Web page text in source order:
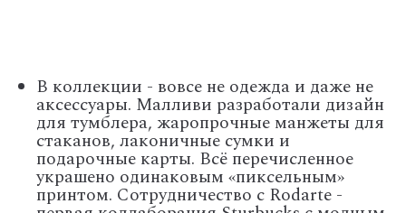
В коллекции - вовсе не одежда и даже не
аксессуары. Малливи разработали дизайн
для тумблера, жаропрочные манжеты для
стаканов, лаконичные сумки и
подарочные карты. Всё перечисленное
украшено одинаковым «пиксельным»
принтом. Сотрудничество с Rodarte -